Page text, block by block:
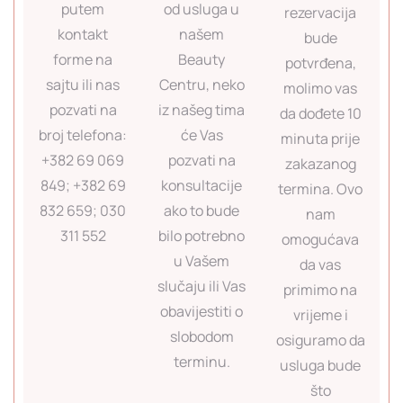
putem
kontakt
forme na
sajtu ili nas
pozvati na
broj telefona:
+382 69 069
849; +382 69
832 659; 030
311 552
od usluga u
našem
Beauty
Centru, neko
iz našeg tima
će Vas
pozvati na
konsultacije
ako to bude
bilo potrebno
u Vašem
slučaju ili Vas
obavijestiti o
slobodom
terminu.
rezervacija
bude
potvrđena,
molimo vas
da dođete 10
minuta prije
zakazanog
termina. Ovo
nam
omogućava
da vas
primimo na
vrijeme i
osiguramo da
usluga bude
što